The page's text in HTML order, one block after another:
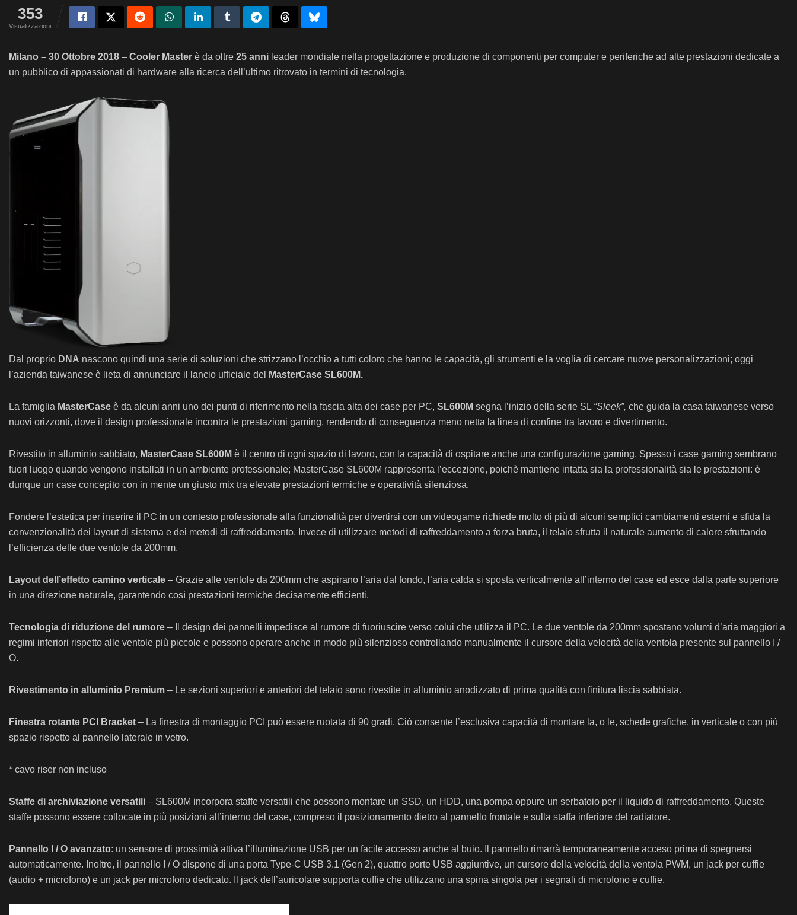
353
Visualizzazioni
Milano – 30 Ottobre 2018 – Cooler Master è da oltre 25 anni leader mondiale nella progettazione e produzione di componenti per computer e periferiche ad alte prestazioni dedicate a
un pubblico di appassionati di hardware alla ricerca dell’ultimo ritrovato in termini di tecnologia.
Dal proprio DNA nascono quindi una serie di soluzioni che strizzano l’occhio a tutti coloro che hanno le capacità, gli strumenti e la voglia di cercare nuove personalizzazioni; oggi
l’azienda taiwanese è lieta di annunciare il lancio ufficiale del
MasterCase SL600M.
La famiglia MasterCase è da alcuni anni uno dei punti di riferimento nella fascia alta dei case per PC, SL600M segna l’inizio della serie SL “Sleek”, che guida la casa taiwanese verso
nuovi orizzonti, dove il design professionale incontra le prestazioni gaming, rendendo di conseguenza meno netta la linea di confine tra lavoro e divertimento.
Rivestito in alluminio sabbiato, MasterCase SL600M è il centro di ogni spazio di lavoro, con la capacità di ospitare anche una configurazione gaming. Spesso i case gaming sembrano
fuori luogo quando vengono installati in un ambiente professionale; MasterCase SL600M rappresenta l’eccezione, poichè mantiene intatta sia la professionalità sia le prestazioni: è
dunque un case concepito con in mente un giusto mix tra elevate prestazioni termiche e operatività silenziosa.
Fondere l’estetica per inserire il PC in un contesto professionale alla funzionalità per divertirsi con un videogame richiede molto di più di alcuni semplici cambiamenti esterni e sfida la
convenzionalità dei layout di sistema e dei metodi di raffreddamento. Invece di utilizzare metodi di raffreddamento a forza bruta, il telaio sfrutta il naturale aumento di calore sfruttando
l’efficienza delle due ventole da 200mm.
Layout dell’effetto camino verticale – Grazie alle ventole da 200mm che aspirano l’aria dal fondo, l’aria calda si sposta verticalmente all’interno del case ed esce dalla parte superiore
in una direzione naturale, garantendo così prestazioni termiche decisamente efficienti.
Tecnologia di riduzione del rumore – Il design dei pannelli impedisce al rumore di fuoriuscire verso colui che utilizza il PC. Le due ventole da 200mm spostano volumi d’aria maggiori a
regimi inferiori rispetto alle ventole più piccole e possono operare anche in modo più silenzioso controllando manualmente il cursore della velocità della ventola presente sul pannello I /
O.
Rivestimento in alluminio Premium – Le sezioni superiori e anteriori del telaio sono rivestite in alluminio anodizzato di prima qualità con finitura liscia sabbiata.
Finestra rotante PCI Bracket – La finestra di montaggio PCI può essere ruotata di 90 gradi. Ciò consente l’esclusiva capacità di montare la, o le, schede grafiche, in verticale o con più
spazio rispetto al pannello laterale in vetro.
* cavo riser non incluso
Staffe di archiviazione versatili – SL600M incorpora staffe versatili che possono montare un SSD, un HDD, una pompa oppure un serbatoio per il liquido di raffreddamento. Queste
staffe possono essere collocate in più posizioni all’interno del case, compreso il posizionamento dietro al pannello frontale e sulla staffa inferiore del radiatore.
Pannello I / O avanzato: un sensore di prossimità attiva l’illuminazione USB per un facile accesso anche al buio. Il pannello rimarrà temporaneamente acceso prima di spegnersi
automaticamente. Inoltre, il pannello I / O dispone di una porta Type-C USB 3.1 (Gen 2), quattro porte USB aggiuntive, un cursore della velocità della ventola PWM, un jack per cuffie
(audio + microfono) e un jack per microfono dedicato. Il jack dell’auricolare supporta cuffie che utilizzano una spina singola per i segnali di microfono e cuffie.